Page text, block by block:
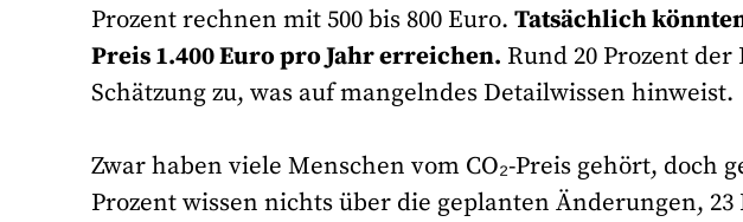
Prozent rechnen mit 500 bis 800 Euro.Tatsächlich
Preis 1.400 Euro pro Jahr erreichen. Rund 20 Prozent
Schätzung zu, was auf mangelndes Detailwissen hinweist.
Zwar haben viele Menschen vom CO₂-Preis gehört, doch
Prozent wissen nichts über die geplanten Änderungen,